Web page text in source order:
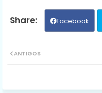
Facebook
ANTIGOS